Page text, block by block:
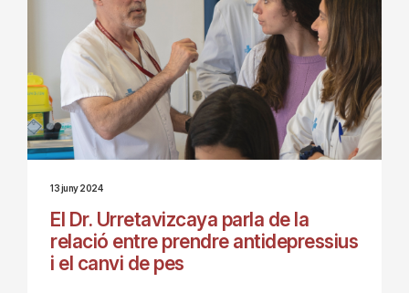
13 juny 2024
El Dr. Urretavizcaya parla de la
relació entre prendre antidepressius
i el canvi de pes